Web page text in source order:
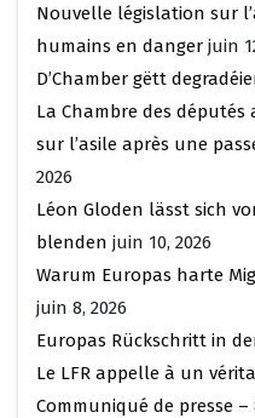
Nouvelle législation sur
humains en danger juin
D’Chamber gëtt
La Chambre des
sur l’asile après une
2026
Léon Gloden lässt sich
blenden juin 10, 2026
Warum Europas harte
juin 8, 2026
Europas Rückschritt in
Le LFR appelle à un
Communiqué de presse –